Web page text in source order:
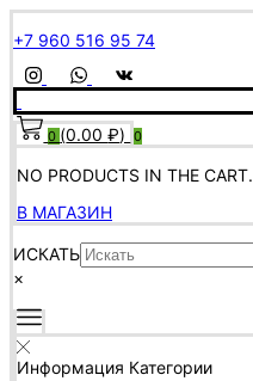
+7 960 516 95 74
0 (0.00₽) 0
NO PRODUCTS IN THE CART.
В МАГАЗИН
ИСКАТЬ
×
Информация Категории